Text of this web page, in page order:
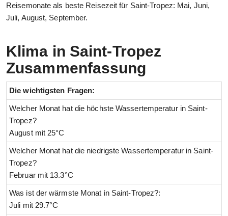
Reisemonate als beste Reisezeit für Saint-Tropez: Mai, Juni,
Juli, August, September.
Klima in Saint-Tropez
Zusammenfassung
Die wichtigsten Fragen:
Welcher Monat hat die höchste Wassertemperatur in Saint-
Tropez?
August mit 25°C
Welcher Monat hat die niedrigste Wassertemperatur in Saint-
Tropez?
Februar mit 13.3°C
Was ist der wärmste Monat in Saint-Tropez?:
Juli mit 29.7°C